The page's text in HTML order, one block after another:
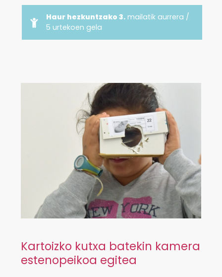
Haur hezkuntzako 3.mailatik aurrera /
5 urtekoen gela
Kartoizko kutxa batekin kamera
estenopeikoa egitea